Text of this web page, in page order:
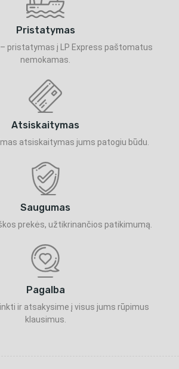
Pristatymas
pristatymas į LP Express paštomatus
nemokamas.
Atsiskaitymas
atsiskaitymas jums patogiu būdu.
Saugumas
prekės, užtikrinančios patikimumą.
Pagalba
ir atsakysime į visus jums rūpimus
klausimus.